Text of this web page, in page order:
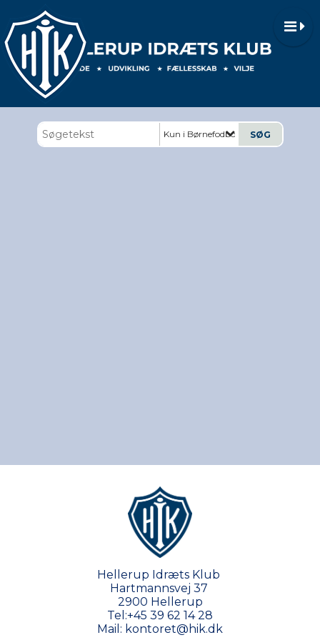
Kun i Børnefodbold U6-U12
Hellerup Idræts Klub
Hartmannsvej 37
2900 Hellerup
Tel:+45 39 62 14 28
Mail: kontoret@hik.dk